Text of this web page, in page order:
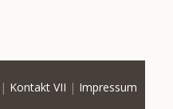
| Kontakt VII | Impressum